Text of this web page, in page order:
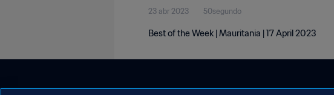
23 abr 2023 50segundo
Best of the Week | Mauritania | 17 April 2023